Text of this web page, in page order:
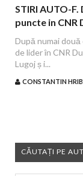
STIRI AUTO-
puncte in CNR
După numai
de lider în CNR
Lugoj ș i...
CONSTANTIN
CĂUTAȚI PE